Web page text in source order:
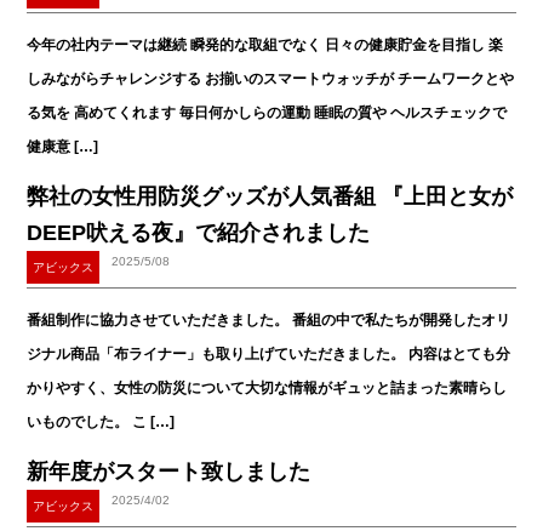
今年の社内テーマは継続 瞬発的な取組でなく 日々の健康貯金を目指し 楽
しみながらチャレンジする お揃いのスマートウォッチが チームワークとや
る気を 高めてくれます 毎日何かしらの運動 睡眠の質や ヘルスチェックで
健康意 […]
弊社の女性用防災グッズが人気番組 『上田と女が
DEEP吠える夜』で紹介されました
2025/5/08
アビックス
番組制作に協力させていただきました。 番組の中で私たちが開発したオリ
ジナル商品「布ライナー」も取り上げていただきました。 内容はとても分
かりやすく、女性の防災について大切な情報がギュッと詰まった素晴らし
いものでした。 こ […]
新年度がスタート致しました
2025/4/02
アビックス